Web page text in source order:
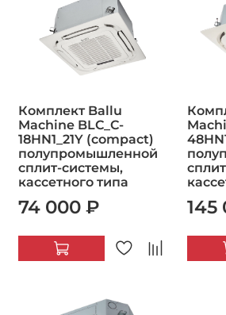
Комплект Ballu
Machine BLC_C-
18HN1_21Y (compact)
полупромышленной
сплит-системы,
кассетного типа
74 000 ₽ 145